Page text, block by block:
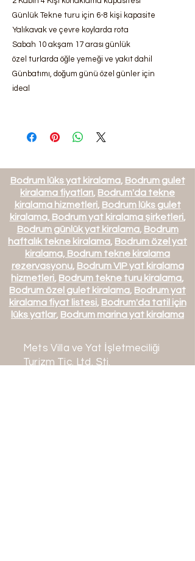
Günlük Tekne turu için 6-8 kişi kapasite
Yalıkavak ve çevre koylarda rota
Sabah 10 akşam 17 arası günlük
özel turlarda öğle yemeği ve yakıt dahil
Günbatımı, doğum günü özel günler için
ideal
Bodrum lüks yat kiralama, Bodrum gulet
kiralama fiyatları, Bodrum'da tekne
kiralama hizmetleri, Bodrum lüks gulet
kiralama, Bodrum yat kiralama şirketleri,
Bodrum günlük yat kiralama, Bodrum
haftalık tekne kiralama, Bodrum özel yat
kiralama, Bodrum tekne kiralama
rezervasyonu, Bodrum VIP yat kiralama
hizmetleri, Bodrum tekne turu kiralama,
Bodrum özel gulet kiralama, Bodrum yat
kiralama fiyat listesi, Bodrum'da tatil için
lüks yatlar, Bodrum marina yat kiralama
Mets Villa ve Yat İşletmeciliği
Turizm Tic. Ltd. Şti.